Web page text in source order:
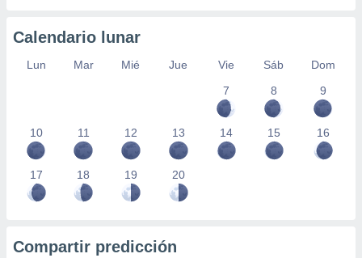
Calendario lunar
Lun Mar Mié Jue Vie Sáb
Dom
7
8 9
10 11 12 13 14 15 16
17 18 19 20
Compartir predicción